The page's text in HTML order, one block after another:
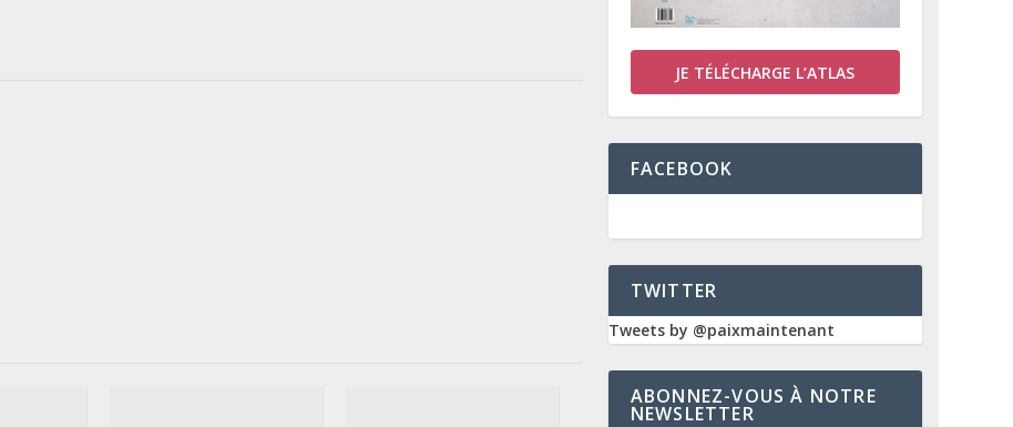
JE TÉLÉCHARGE L’ATLAS
FACEBOOK
TWITTER
Tweets by @paixmaintenant
ABONNEZ-VOUS À NOTRE
NEWSLETTER